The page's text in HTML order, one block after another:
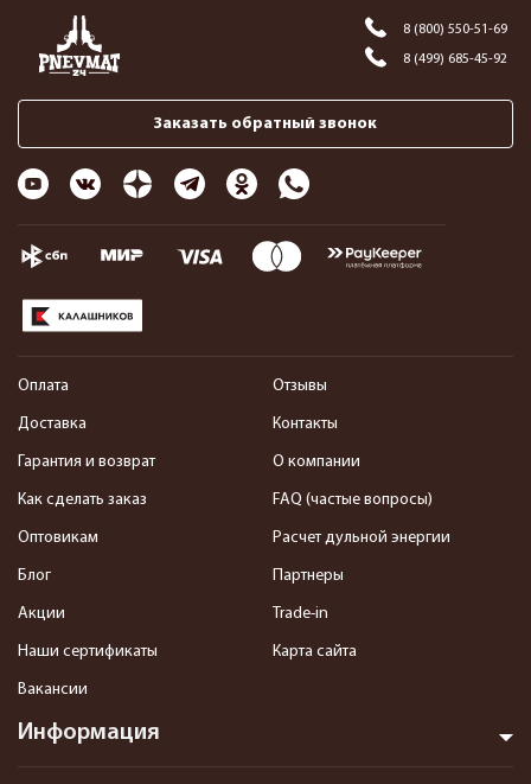
8 (800) 550-51-69
8 (499) 685-45-92
Заказать обратный звонок
Информация
Оплата
Доставка
Гарантия и возврат
Как сделать заказ
Оптовикам
Блог
Акции
Наши сертификаты
Вакансии
Отзывы
Контакты
О компании
FAQ (частые вопросы)
Расчет дульной энергии
Партнеры
Trade-in
Карта сайта